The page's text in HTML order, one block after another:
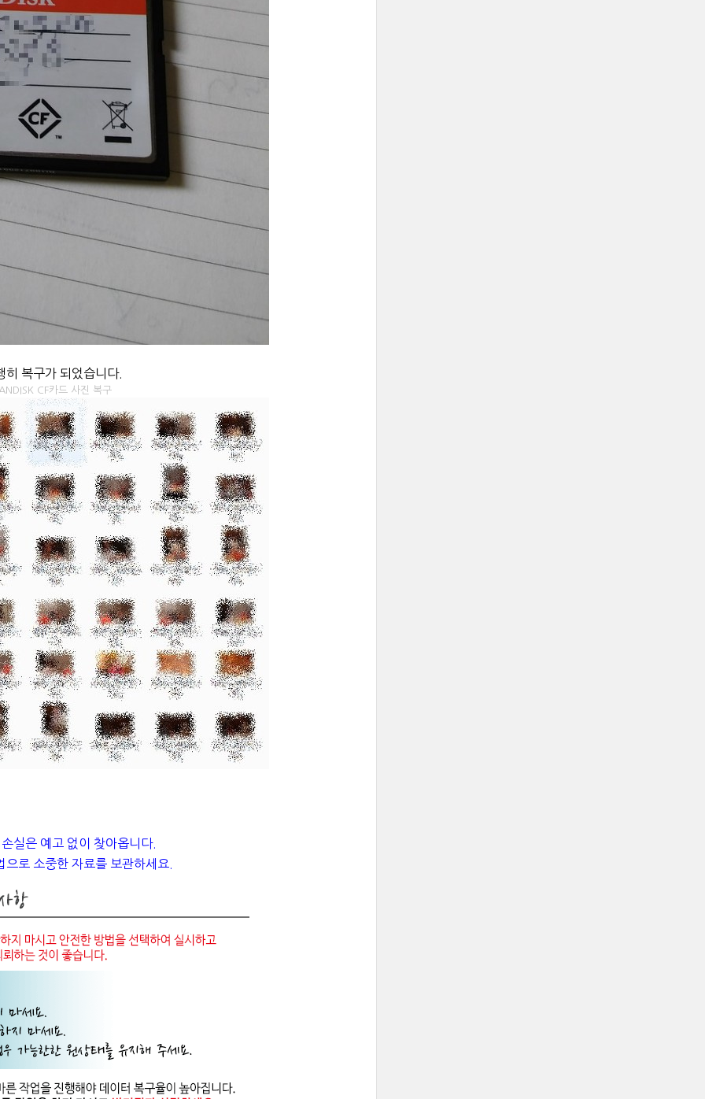
히 복구가 되었습니다.
CF카드 사진 복구
실은 예고 없이 찾아옵니다.
으로 소중한 자료를 보관하세요.